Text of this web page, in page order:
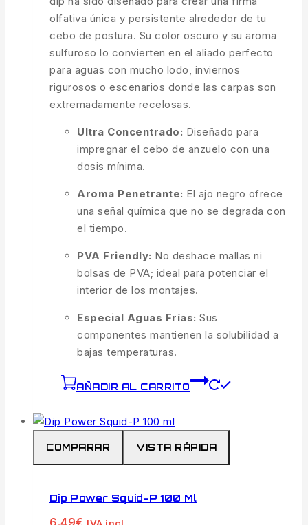
olfativa única y persistente alrededor de tu
cebo de postura. Su color oscuro y su aroma
sulfuroso lo convierten en el aliado perfecto
para aguas con mucho lodo, inviernos
rigurosos o escenarios donde las carpas son
extremadamente recelosas.
Ultra Concentrado: Diseñado para
impregnar el cebo de anzuelo con una
dosis mínima.
Aroma Penetrante: El ajo negro ofrece
una señal química que no se degrada con
el tiempo.
PVA Friendly: No deshace mallas ni
bolsas de PVA; ideal para potenciar el
interior de los montajes.
Especial Aguas Frías: Sus
componentes mantienen la solubilidad a
bajas temperaturas.
AÑADIR AL CARRITO
COMPARAR VISTA RÁPIDA
Dip Power Squid-P 100 Ml